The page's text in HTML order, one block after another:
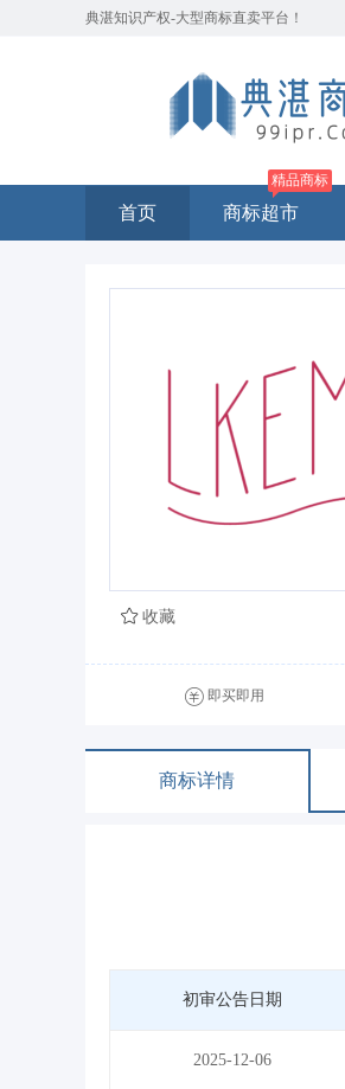
典湛知识产权-大型商标直卖平台！
首页 商标超市
精品商标
收藏
即买即用
商标详情
初审公告日期
2025-12-06